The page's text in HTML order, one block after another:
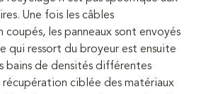
Une fois les câbles
coupés, les panneaux sont envoyés
qui ressort du broyeur est ensuite
bains de densités différentes
ciblée des matériaux